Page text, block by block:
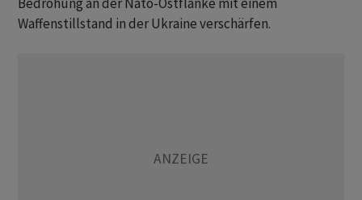
Bedrohung an der Nato-Ostflanke mit einem
Waffenstillstand in der Ukraine verschärfen.